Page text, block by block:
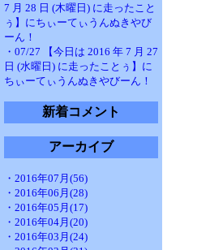
7 月 28 日 (木曜日) に走ったこと
ぅ】にちぃーてぃうんぬきやび
ーん！
・07/27 【今日は 2016 年 7 月 27
日 (水曜日) に走ったことぅ】に
ちぃーてぃうんぬきやびーん！
新着コメント
アーカイブ
・2016年07月(56)
・2016年06月(28)
・2016年05月(17)
・2016年04月(20)
・2016年03月(24)